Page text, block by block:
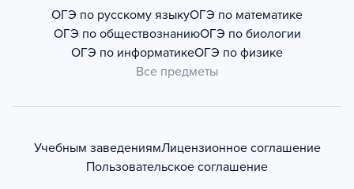
ОГЭ по русскому языкуОГЭ по математике
ОГЭ по обществознаниюОГЭ по биологии
ОГЭ по информатикеОГЭ по физике
Все предметы
Учебным заведениямЛицензионное соглашение
Пользовательское соглашение